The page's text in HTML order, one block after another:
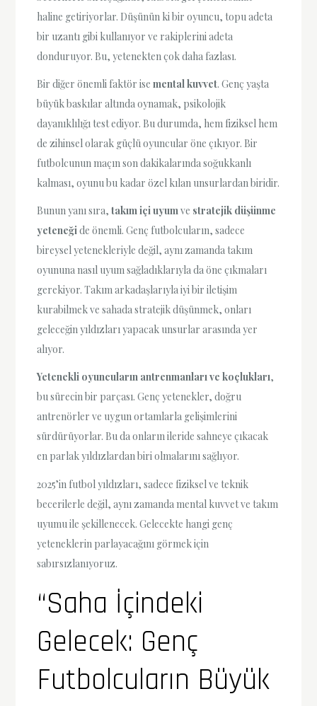
haline getiriyorlar. Düşünün ki bir oyuncu, topu adeta
bir uzantı gibi kullanıyor ve rakiplerini adeta
donduruyor. Bu, yetenekten çok daha fazlası.
Bir diğer önemli faktör isemental kuvvet. Genç yaşta
büyük baskılar altında oynamak, psikolojik
dayanıklılığı test ediyor. Bu durumda, hem fiziksel hem
de zihinsel olarak güçlü oyuncular öne çıkıyor. Bir
futbolcunun maçın son dakikalarında soğukkanlı
kalması, oyunu bu kadar özel kılan unsurlardan biridir.
Bunun yanı sıra,takım içi uyumve stratejik düşünme
yeteneğide önemli. Genç futbolcuların, sadece
bireysel yetenekleriyle değil, aynı zamanda takım
oyununa nasıl uyum sağladıklarıyla da öne çıkmaları
gerekiyor. Takım arkadaşlarıyla iyi bir iletişim
kurabilmek ve sahada stratejik düşünmek, onları
geleceğin yıldızları yapacak unsurlar arasında yer
alıyor.
Yetenekli oyuncuların antrenmanları ve koçlukları,
bu sürecin bir parçası. Genç yetenekler, doğru
antrenörler ve uygun ortamlarla gelişimlerini
sürdürüyorlar. Bu da onların ileride sahneye çıkacak
en parlak yıldızlardan biri olmalarını sağlıyor.
2025’in futbol yıldızları, sadece fiziksel ve teknik
becerilerle değil, aynı zamanda mental kuvvet ve takım
uyumu ile şekillenecek. Gelecekte hangi genç
yeteneklerin parlayacağını görmek için
sabırsızlanıyoruz.
“Saha İçindeki
Gelecek: Genç
Futbolcuların Büyük